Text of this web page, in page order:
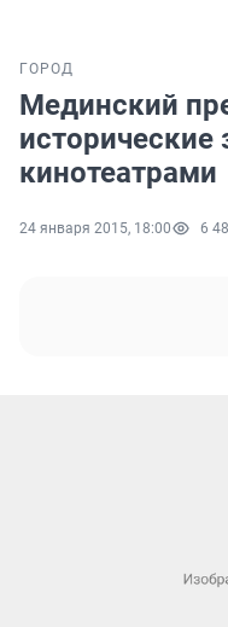
ГОРОД
Мединский
исторические
кинотеатрами
24 января 2015, 18:00 6